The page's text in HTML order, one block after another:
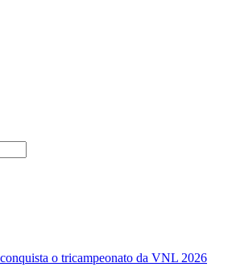
o tricampeonato da VNL 2026